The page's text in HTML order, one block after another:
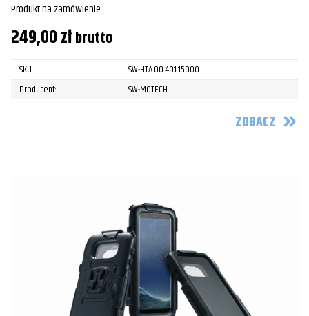
Produkt na zamówienie
249,00złbrutto
SKU:
SW-HTA.00.401.15000
Producent:
SW-MOTECH
ZOBACZ